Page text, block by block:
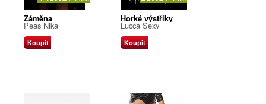
Záměna
Peas Nika
Koupit
Horké výstřiky
Lucca Sexy
Koupit